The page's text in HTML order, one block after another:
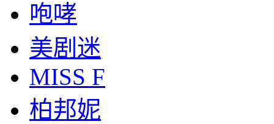
咆哮
美剧迷
MISS F
柏邦妮